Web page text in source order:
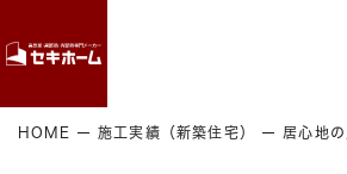
HOME 施工実績（新築住宅） 居心地